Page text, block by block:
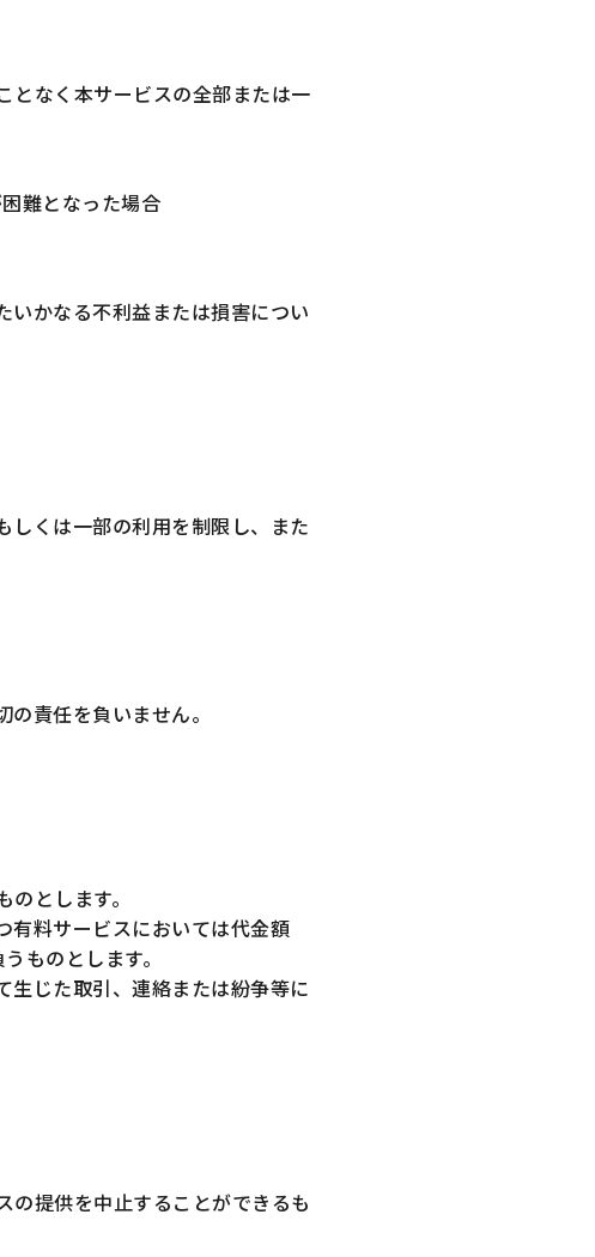
となく本サービスの全部または一
難となった場合
いかなる不利益または損害につい
しくは一部の利用を制限し、また
責任を負いません。
とします。
有料サービスにおいては代金額
ものとします。
生じた取引、連絡または紛争等に
の提供を中止することができるも